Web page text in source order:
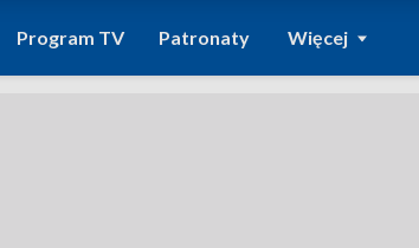
Program TV Patronaty Więcej